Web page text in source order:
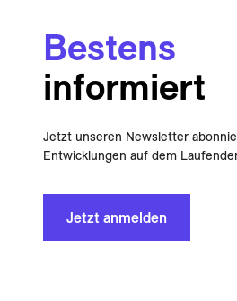
Bestens
informiert
Jetzt unseren Newsletter
Entwicklungen auf dem
Jetzt anmelden